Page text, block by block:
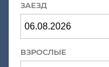
ЗАЕЗД
ВЗРОСЛЫЕ